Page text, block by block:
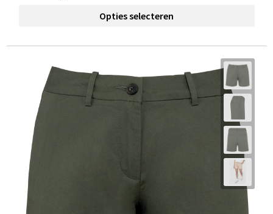
Opties selecteren